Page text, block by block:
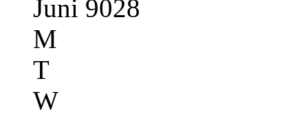
Juni 9028
M
T
W